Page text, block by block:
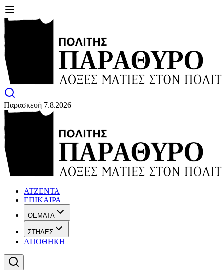
Παρασκευή 7.8.2026
ΑΤΖΕΝΤΑ
ΕΠΙΚΑΙΡΑ
ΘΕΜΑΤΑ
ΣΤΗΛΕΣ
ΑΠΟΘΗΚΗ